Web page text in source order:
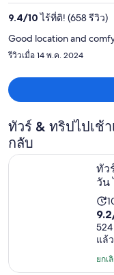
9.4/10ไร้ที่ติ! (658 รีวิว)
Good location and
รีวิวเมื่อ 14 พ.ค. 2024
ทัวร์ & ทริปไปเช้
กลับ
ทัว
วัน
10
9.2
จา
10
โด
แล้ว
ยกเ
ทัวร์ภูเขาไฟฟูจิและฮา